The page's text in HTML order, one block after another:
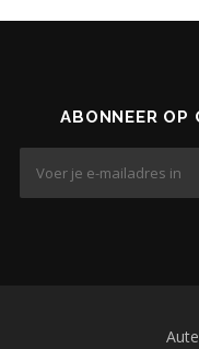
ABONNEER OP